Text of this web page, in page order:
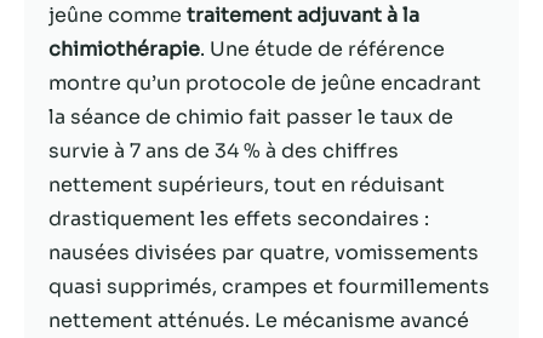
jeûne comme traitement adjuvant à la
chimiothérapie. Une étude de référence
montre qu’un protocole de jeûne encadrant
la séance de chimio fait passer le taux de
survie à 7 ans de 34 % à des chiffres
nettement supérieurs, tout en réduisant
drastiquement les effets secondaires :
nausées divisées par quatre, vomissements
quasi supprimés, crampes et fourmillements
nettement atténués. Le mécanisme avancé
Statistiques
puissions
améliorer la
fonctionnalité
du site Web,
en fonction
de la façon
Web est
utilisé.